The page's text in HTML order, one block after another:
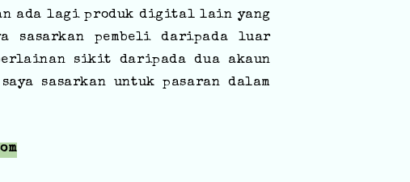
ada lagi produk digital lain yang
sasarkan pembeli daripada luar
sikit daripada dua akaun
sasarkan untuk pasaran dalam